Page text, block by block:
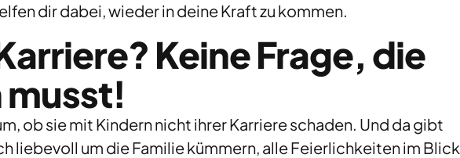
dir dabei, wieder in deine Kraft zu kommen.
Keine Frage, die
musst!
ob sie mit Kindern nicht ihrer Karriere schaden. Und da gibt
liebevoll um die Familie kümmern, alle Feierlichkeiten im Blick